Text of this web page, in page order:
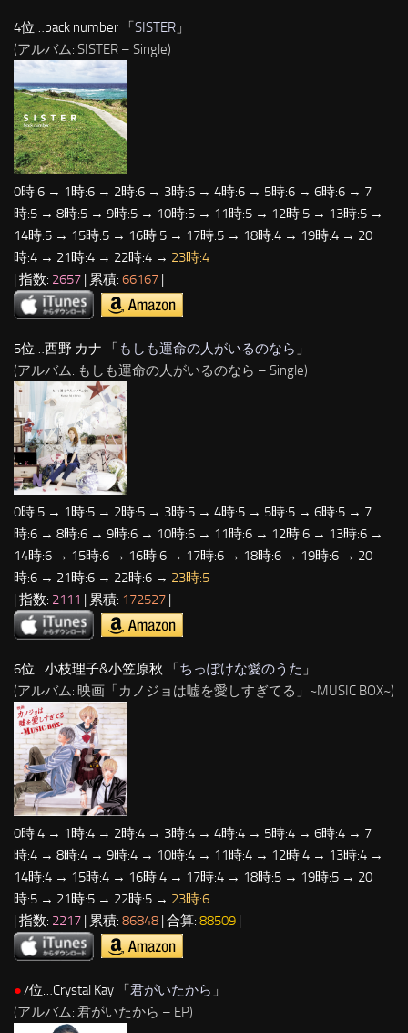
4位…back number 「 SISTER 」
(アルバム: SISTER – Single)
0時:6 → 1時:6 → 2時:6 → 3時:6 → 4時:6 → 5時:6 → 6時:6 → 7
時:5 → 8時:5 → 9時:5 → 10時:5 → 11時:5 → 12時:5 → 13時:5 →
14時:5 → 15時:5 → 16時:5 → 17時:5 → 18時:4 → 19時:4 → 20
時:4 → 21時:4 → 22時:4 → 23時:4
| 指数: 2657 | 累積: 66167
5位…西野 カナ 「 もしも運命の人がいるのなら 」
(アルバム: もしも運命の人がいるのなら – Single)
0時:5 → 1時:5 → 2時:5 → 3時:5 → 4時:5 → 5時:5 → 6時:5 → 7
時:6 → 8時:6 → 9時:6 → 10時:6 → 11時:6 → 12時:6 → 13時:6 →
14時:6 → 15時:6 → 16時:6 → 17時:6 → 18時:6 → 19時:6 → 20
時:6 → 21時:6 → 22時:6 → 23時:5
| 指数: 2111 | 累積: 172527 |
6位…小枝理子&小笠原秋 「ちっぽけな愛のうた 」
(アルバム: 映画「カノジョは嘘を愛しすぎてる」~MUSIC BOX~)
0時:4 → 1時:4 → 2時:4 → 3時:4 → 4時:4 → 5時:4 → 6時:4 → 7
時:4 → 8時:4 → 9時:4 → 10時:4 → 11時:4 → 12時:4 → 13時:4 →
14時:4 → 15時:4 → 16時:4 → 17時:4 → 18時:5 → 19時:5 → 20
時:5 → 21時:5 → 22時:5 → 23時:6
| 指数: 2217 | 累積: 86848 | 合算: 88509 |
●7位…Crystal Kay 「君がいたから 」
(アルバム: 君がいたから – EP)